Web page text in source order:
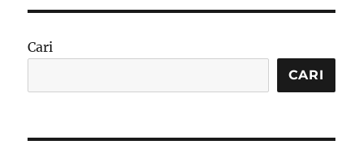
Lembut
Manis
Cari
CARI